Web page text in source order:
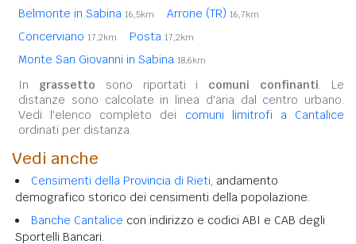
Belmonte in Sabina 16,5km Arrone (TR) 16,7km
Concerviano 17,2km Posta 17,2km
Monte San Giovanni in Sabina 18,6km
In grassetto sono riportati i comuni confinanti. Le
distanze sono calcolate in linea d'aria dal centro urbano.
Vedi l'elenco completo dei comuni limitrofi a Cantalice
ordinati per distanza.
Vedi anche
Censimenti della Provincia di Rieti, andamento
demografico storico dei censimenti della popolazione.
Banche Cantalice con indirizzo e codici ABI e CAB degli
Sportelli Bancari.